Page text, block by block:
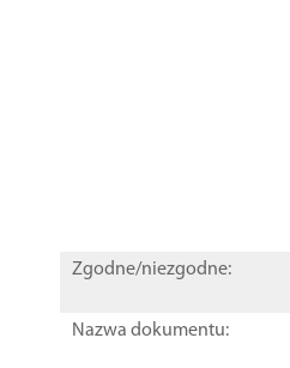
Zgodne/niezgodne:
Nazwa dokumentu: